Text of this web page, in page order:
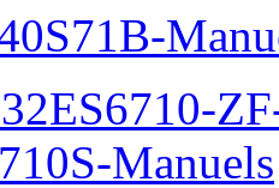
Manuels